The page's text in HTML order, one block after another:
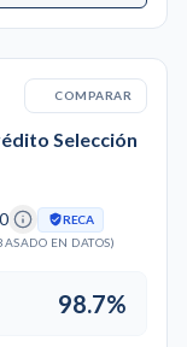
COMPARAR
Selección
RECA
EN DATOS)
98.7%